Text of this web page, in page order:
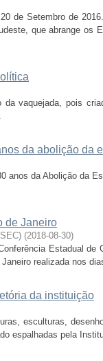
de Setembro de
que abrange os
vaquejada, pois
da abolição da
anos da Abolição da
de Janeiro
(2018-08-30)
Estadual de
realizada nos
da instituição
esculturas,
espalhadas pela